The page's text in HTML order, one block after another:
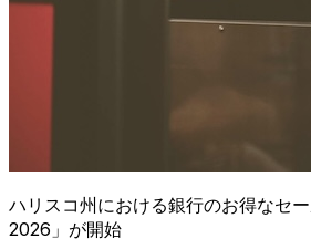
ハリスコ州における銀行のお得なセ
2026」が開始